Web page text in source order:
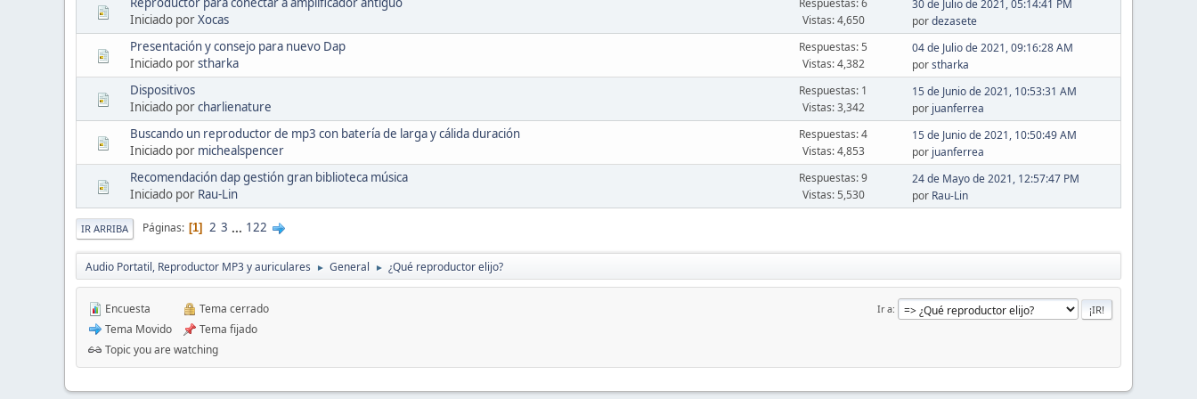
Iniciado porXocas
Vistas: 4,650
30 de Julio de 2021, 05:14:41 PM
pordezasete
Presentación y consejo para nuevo Dap
Iniciado porstharka
Respuestas: 5
Vistas: 4,382
04 de Julio de 2021, 09:16:28 AM
porstharka
Dispositivos
Iniciado porcharlienature
Respuestas: 1
Vistas: 3,342
15 de Junio de 2021, 10:53:31 AM
por juanferrea
Buscando un reproductor de mp3 con batería de larga y cálida duración
Iniciado por michealspencer
Respuestas: 4
Vistas: 4,853
15 de Junio de 2021, 10:50:49 AM
por juanferrea
Recomendación dap gestión gran biblioteca música
Iniciado por Rau-Lin
Respuestas: 9
Vistas: 5,530
24 de Mayo de 2021, 12:57:47 PM
por Rau-Lin
IR ARRIBA Páginas 1 2 3 ... 122
Audio Portatil, Reproductor MP3 y auriculares ► General ► ¿Qué reproductor elijo?
Ir a
Encuesta
Tema Movido
Tema cerrado
Tema fijado
Topic you are watching